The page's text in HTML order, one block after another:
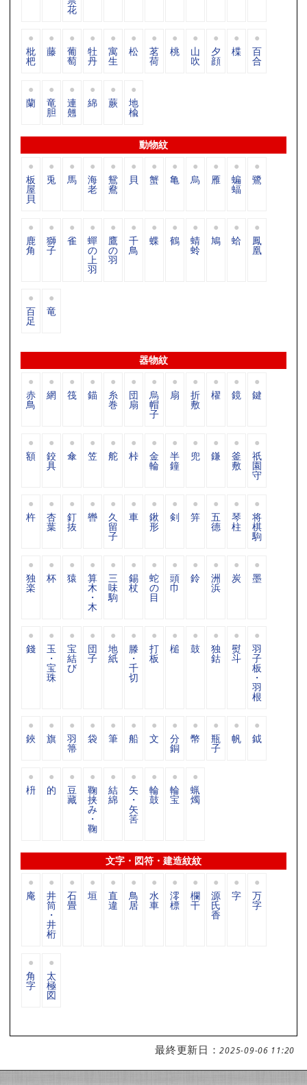
花
枇
杷
藤 葡
萄
牡
丹
寓
生
松 茗
荷
桃 山
吹
夕
顔
楪 百
合
蘭 竜
胆
連
翹
綿 蕨 地
楡
動物紋
板
屋
貝
兎 馬 海
老
鴛
鴦
貝 蟹 亀 烏 雁 蝙
蝠
鷺
鹿
角
獅
子
雀 蟬
の
上
羽
鷹
の
羽
千
鳥
蝶 鶴 蜻
蛉
鳩 蛤 鳳
凰
百
足
竜
器物紋
赤
鳥
網 筏 錨 糸
巻
団
扇
烏
帽
子
扇 折
敷
櫂 鏡 鍵
額 鉸
具
傘 笠 舵 桛 金
輪
半
鐘
兜 鎌 釜
敷
祇
園
守
杵 杏
葉
釘
抜
轡 久
留
子
車 鍬
形
剣 笄 五
德
琴
柱
将
棋
駒
独
楽
杯 猿 算
木
・
木
三
味
駒
錫
杖
蛇
の
目
頭
巾
鈴 洲
浜
炭 墨
錢 玉
・
宝
珠
宝
結
び
団
子
地
紙
滕
・
千
切
打
板
槌 鼓 独
鈷
熨
斗
羽
子
板
・
羽
根
鋏 旗 羽
箒
袋 筆 船 文 分
銅
幣 瓶
子
帆 鉞
枡 的 豆
藏
鞠
挟
み
・
鞠
結
綿
矢
・
矢
筈
輪
鼓
輪
宝
蝋
燭
文字・図符・建造紋紋
庵 井
筒
・
井
桁
石
畳
垣 直
違
鳥
居
水
車
澪
標
欄
干
源
氏
香
字 万
字
角
字
太
極
図
最終更新日：2025-09-06 11:20